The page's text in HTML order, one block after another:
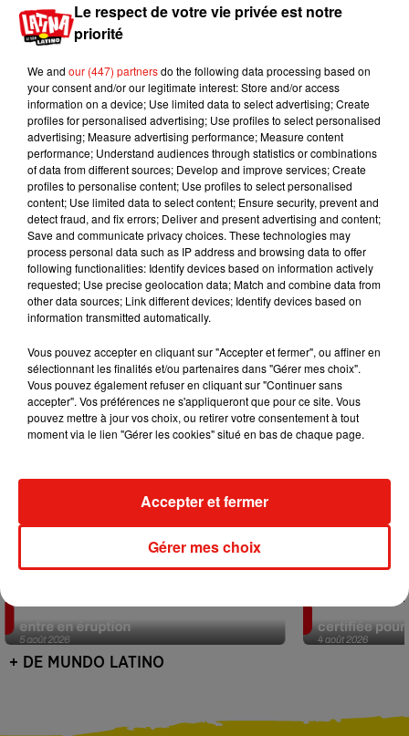
5 août 2026
Benny Blanco invite Selena Gomez et
Becky G sur son nouveau single
31 juillet 2026
Escapade à
+ DE MUSIQUE
Mundo Latino
5 août 2026
Au Guatemala, le volcan de Fuego
entre en éruption
4 août 2026
Au Portugal,
certifiée pour
+ DE MUNDO LATINO
Le respect de votre vie privée est notre
priorité
We and our (447) partnersdo the following data processing based on
your consent and/or our legitimate interest: Store and/or access
information on a device; Use limited data to select advertising; Create
profiles for personalised advertising; Use profiles to select personalised
advertising; Measure advertising performance; Measure content
performance; Understand audiences through statistics or combinations
of data from different sources; Develop and improve services; Create
profiles to personalise content; Use profiles to select personalised
content; Use limited data to select content; Ensure security, prevent and
detect fraud, and fix errors; Deliver and present advertising and content;
Save and communicate privacy choices. These technologies may
process personal data such as IP address and browsing data to offer
following functionalities: Identify devices based on information actively
requested; Use precise geolocation data; Match and combine data from
other data sources; Link different devices; Identify devices based on
information transmitted automatically.
Vous pouvez accepter en cliquant sur "Accepter et fermer", ou affiner en
sélectionnant les finalités et/ou partenaires dans "Gérer mes choix".
Vous pouvez également refuser en cliquant sur "Continuer sans
accepter". Vos préférences ne s'appliqueront que pour ce site. Vous
pouvez mettre à jour vos choix, ou retirer votre consentement à tout
moment via le lien "Gérer les cookies" situé en bas de chaque page.
Gérer mes choix
Accepter et fermer